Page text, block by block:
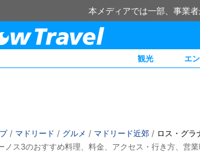
本メディアでは一部、事業
観光 エ
/ マドリード / グルメ / マドリード近郊 / ロス・グラ
ノス3のおすすめ料理、料金、アクセス・行き方、営